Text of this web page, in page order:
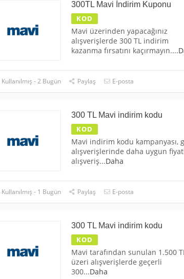
300TL Mavi İndirim Kuponu
KOD
Mavi üzerinden yapacağınız
alışverişlerde 300 TL indirim
kazanma fırsatını kaçırmayın....
- 2 Bugün Paylaş E-posta
300 TL Mavi indirim kodu
KOD
Mavi indirim kodu kampanyası,
alışverişlerinde daha uygun
alışveriş...Daha
- 1 Bugün Paylaş E-posta
300 TL Mavi indirim kodu
KOD
Mavi tarafından sunulan 1.500
üzeri alışverişlerde geçerli
300...Daha